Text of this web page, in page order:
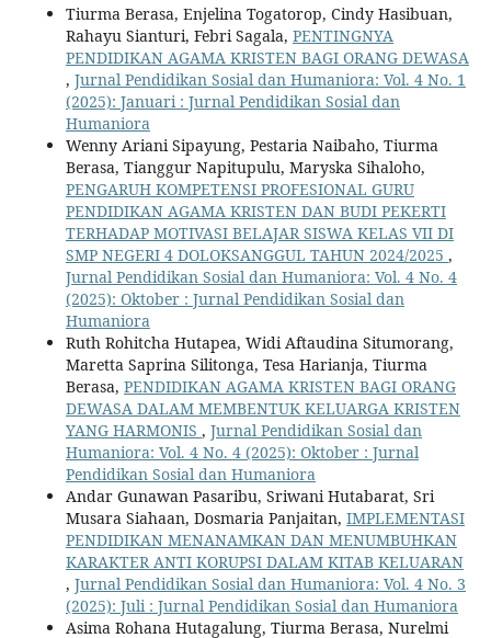
Tiurma Berasa, Enjelina Togatorop, Cindy Hasibuan,
Rahayu Sianturi, Febri Sagala, PENTINGNYA
PENDIDIKAN AGAMA KRISTEN BAGI ORANG DEWASA
, Jurnal Pendidikan Sosial dan Humaniora: Vol. 4 No. 1
(2025): Januari : Jurnal Pendidikan Sosial dan
Humaniora
Wenny Ariani Sipayung, Pestaria Naibaho, Tiurma
Berasa, Tianggur Napitupulu, Maryska Sihaloho,
PENGARUH KOMPETENSI PROFESIONAL GURU
PENDIDIKAN AGAMA KRISTEN DAN BUDI PEKERTI
TERHADAP MOTIVASI BELAJAR SISWA KELAS VII DI
SMP NEGERI 4 DOLOKSANGGUL TAHUN 2024/2025 ,
Jurnal Pendidikan Sosial dan Humaniora: Vol. 4 No. 4
(2025): Oktober : Jurnal Pendidikan Sosial dan
Humaniora
Ruth Rohitcha Hutapea, Widi Aftaudina Situmorang,
Maretta Saprina Silitonga, Tesa Harianja, Tiurma
Berasa, PENDIDIKAN AGAMA KRISTEN BAGI ORANG
DEWASA DALAM MEMBENTUK KELUARGA KRISTEN
YANG HARMONIS , Jurnal Pendidikan Sosial dan
Humaniora: Vol. 4 No. 4 (2025): Oktober : Jurnal
Pendidikan Sosial dan Humaniora
Andar Gunawan Pasaribu, Sriwani Hutabarat, Sri
Musara Siahaan, Dosmaria Panjaitan, IMPLEMENTASI
PENDIDIKAN MENANAMKAN DAN MENUMBUHKAN
KARAKTER ANTI KORUPSI DALAM KITAB KELUARAN
, Jurnal Pendidikan Sosial dan Humaniora: Vol. 4 No. 3
(2025): Juli : Jurnal Pendidikan Sosial dan Humaniora
Asima Rohana Hutagalung, Tiurma Berasa, Nurelmi